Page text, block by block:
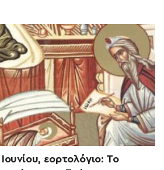
εορτολόγιο: Το